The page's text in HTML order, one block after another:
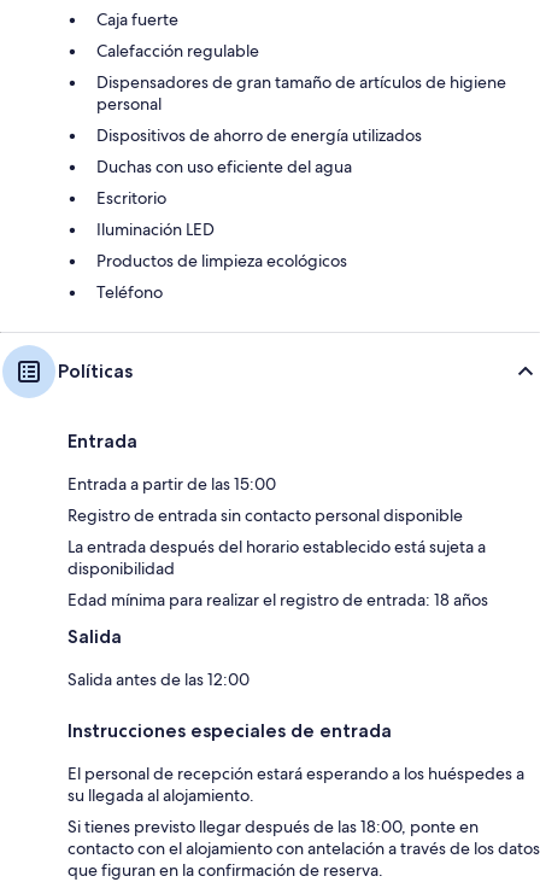
Caja fuerte
Calefacción regulable
Dispensadores de gran tamaño de artículos de higiene
personal
Dispositivos de ahorro de energía utilizados
Duchas con uso eficiente del agua
Escritorio
Iluminación LED
Productos de limpieza ecológicos
Teléfono
Políticas
Entrada
Entrada a partir de las 15:00
Registro de entrada sin contacto personal disponible
La entrada después del horario establecido está sujeta a
disponibilidad
Edad mínima para realizar el registro de entrada: 18 años
Salida
Salida antes de las 12:00
Instrucciones especiales de entrada
El personal de recepción estará esperando a los huéspedes a
su llegada al alojamiento.
Si tienes previsto llegar después de las 18:00, ponte en
contacto con el alojamiento con antelación a través de los datos
que figuran en la confirmación de reserva.